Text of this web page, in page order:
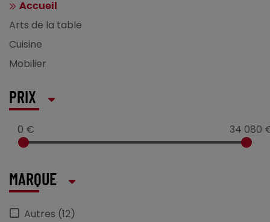
Accueil
Arts de la table
Cuisine
Mobilier
PRIX
0 € 34 080
MARQUE
Autres (12)